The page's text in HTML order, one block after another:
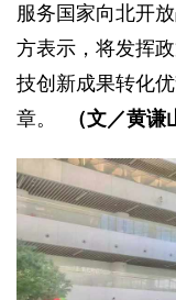
服务国家向北开
方表示，将发挥
技创新成果转化
章。
（文／黄谦